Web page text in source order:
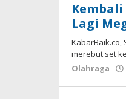
Kembali
Lagi
KabarBaik.co,
merebut set
Olahraga